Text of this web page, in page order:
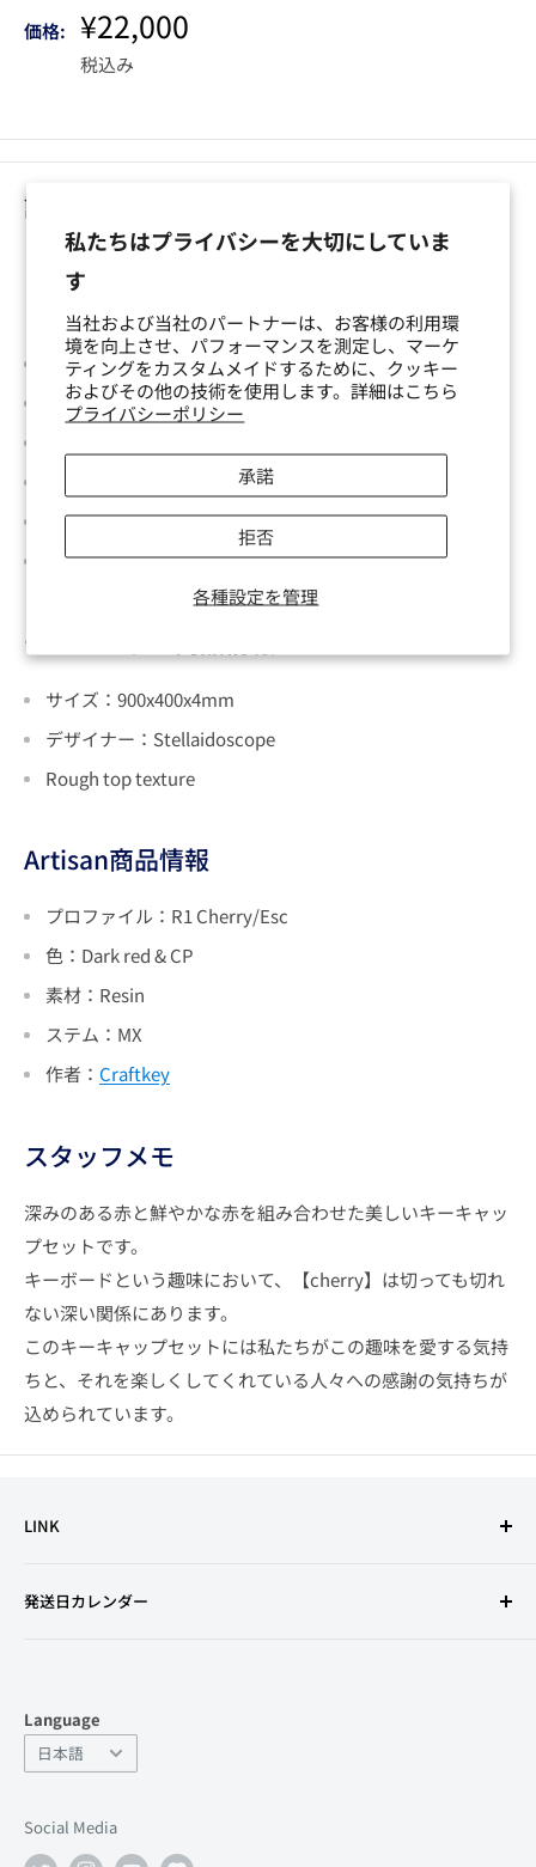
私たちはプライバシーを大切にしていま
す
当社および当社のパートナーは、お客様の利用環
境を向上させ、パフォーマンスを測定し、マーケ
ティングをカスタムメイドするために、クッキー
およびその他の技術を使用します。詳細はこちら
プライバシーポリシー
各種設定を管理
承諾
拒否
価格: 販
売
価
¥22,000
税込み
説明
キーキャップ商品情報
材質：ABS
刻印：Doubleshot
スイッチ互換：Cherry MX（互換）用キーキャップ
製造：GMK
デザイナー：Kaptain Mike
デスクマット商品情報
サイズ ： 900x400x4mm
デザイナー：Stellaidoscope
Rough top texture
Artisan商品情報
プロファイル ：R1 Cherry/Esc
色：Dark red & CP
素材：Resin
ステム ： MX
作者： Craftkey
スタッフメモ
深みのある赤と鮮やかな赤を組み合わせた美しいキーキャッ
プセットです。
キーボードという趣味において、【cherry】は切っても切れ
ない深い関係にあります。
このキーキャップセットには私たちがこの趣味を愛する気持
ちと、それを楽しくしてくれている人々への感謝の気持ちが
込められています。
LINK
特定商取引法に基づく表記
返金ポリシー
よくあるお問い合わせ
店舗情報
発送日カレンダー
Language
Language
日本語
Social Media